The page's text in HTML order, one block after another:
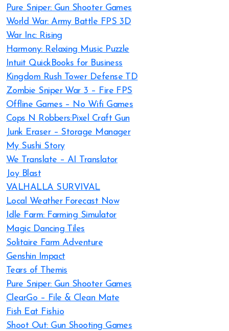
Pure Sniper: Gun Shooter Games
World War: Army Battle FPS 3D
War Inc: Rising
Harmony: Relaxing Music Puzzle
Intuit QuickBooks for Business
Kingdom Rush Tower Defense TD
Zombie Sniper War 3 – Fire FPS
Offline Games – No Wifi Games
Cops N Robbers:Pixel Craft Gun
Junk Eraser – Storage Manager
My Sushi Story
We Translate – AI Translator
Joy Blast
VALHALLA SURVIVAL
Local Weather Forecast Now
Idle Farm: Farming Simulator
Magic Dancing Tiles
Solitaire Farm Adventure
Genshin Impact
Tears of Themis
Pure Sniper: Gun Shooter Games
ClearGo – File & Clean Mate
Fish Eat Fish.io
Shoot Out: Gun Shooting Games